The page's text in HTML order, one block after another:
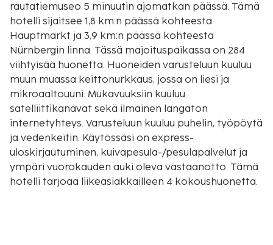
rautatiemuseo 5 minuutin ajomatkan päässä. Tämä
hotelli sijaitsee 1,8 km:n päässä kohteesta
Hauptmarkt ja 3,9 km:n päässä kohteesta
Nürnbergin linna. Tässä majoituspaikassa on 284
viihtyisää huonetta. Huoneiden varusteluun kuuluu
muun muassa keittonurkkaus, jossa on liesi ja
mikroaaltouuni. Mukavuuksiin kuuluu
satelliittikanavat sekä ilmainen langaton
internetyhteys. Varusteluun kuuluu puhelin, työpöytä
ja vedenkeitin. Käytössäsi on express-
uloskirjautuminen, kuivapesula-/pesulapalvelut ja
ympäri vuorokauden auki oleva vastaanotto. Tämä
hotelli tarjoaa liikeasiakkailleen 4 kokoushuonetta.